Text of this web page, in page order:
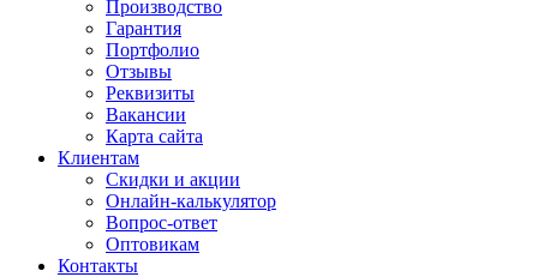
Производство
Гарантия
Портфолио
Отзывы
Реквизиты
Вакансии
Карта сайта
Клиентам
Скидки и акции
Онлайн-калькулятор
Вопрос-ответ
Оптовикам
Контакты